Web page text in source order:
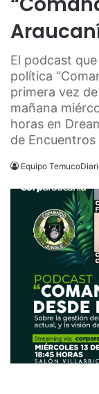
El podcast
política
primera vez
mañana
horas en
de
Equipo